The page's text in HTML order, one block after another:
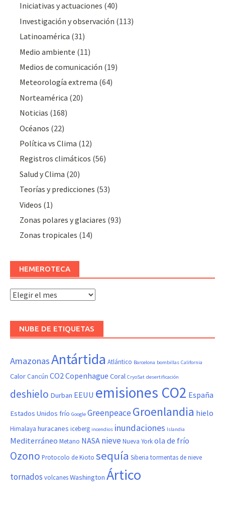
Iniciativas y actuaciones (40)
Investigación y observación (113)
Latinoamérica (31)
Medio ambiente (11)
Medios de comunicación (19)
Meteorologí­a extrema (64)
Norteamérica (20)
Noticias (168)
Océanos (22)
Polí­tica vs Clima (12)
Registros climáticos (56)
Salud y Clima (20)
Teorías y predicciones (53)
Videos (1)
Zonas polares y glaciares (93)
Zonas tropicales (14)
HEMEROTECA
Hemeroteca
NUBE DE ETIQUETAS
AmazonasAntártida Atlántico Barcelona bombillas California
Calor Cancún CO2Copenhague Coral CryoSat desertificación
deshielo Durban EEUU emisiones CO2 España
Estados Unidos frío Google GreenpeaceGroenlandia hielo
Himalaya huracanes iceberg incendios inundaciones Islandia
Mediterráneo Metano NASA nieveNueva Yorkola de frío
Ozono Protocolo de Kioto sequía Siberia tormentas de nieve
tornados volcanesWashington Ártico